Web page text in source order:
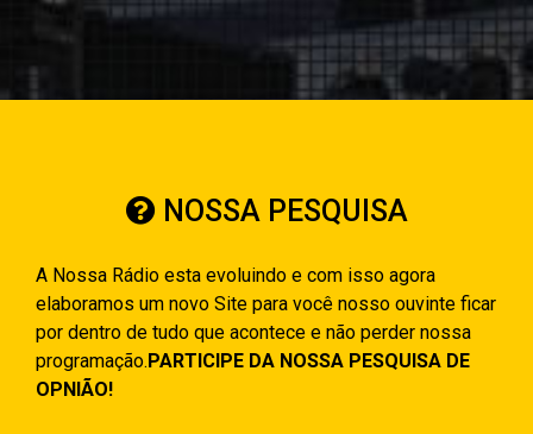
NOSSA PESQUISA
A Nossa Rádio esta evoluindo e com isso agora
elaboramos um novo Site para você nosso ouvinte ficar
por dentro de tudo que acontece e não perder nossa
programação. PARTICIPE DA NOSSA PESQUISA DE
OPNIÃO!